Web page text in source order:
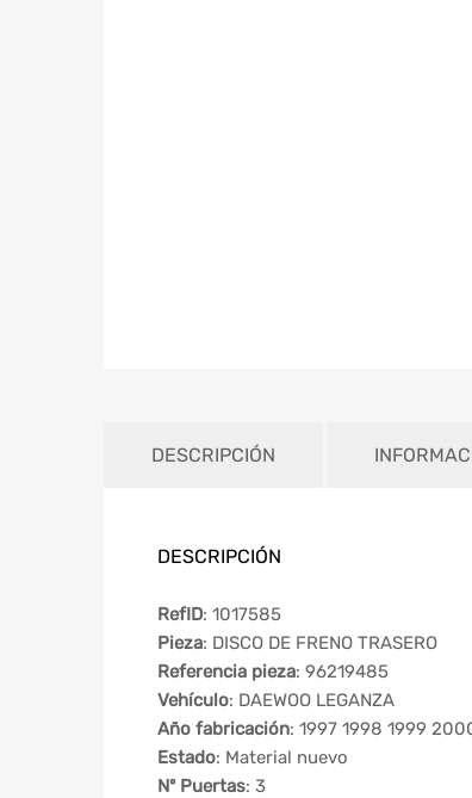
DESCRIPCIÓN
DESCRIPCIÓN
RefID: 1017585
Pieza: DISCO DE FRENO TRASERO
Referencia pieza: 96219485
Vehículo: DAEWOO LEGANZA
Año fabricación: 1997 1998 1999
Estado: Material nuevo
Nº Puertas: 3